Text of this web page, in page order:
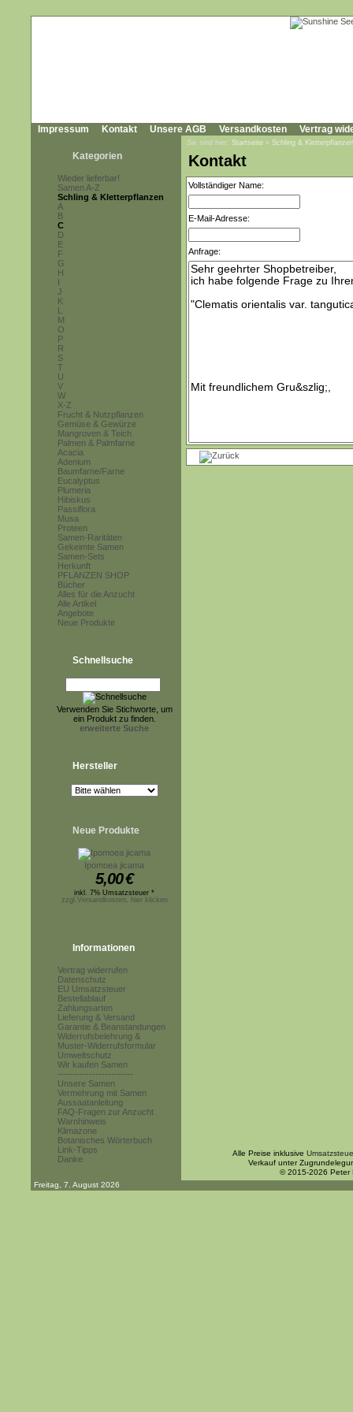
Impressum Kontakt Unsere AGB Versandkosten Vertrag
Kategorien
Wieder lieferbar!
Samen A-Z
Schling & Kletterpflanzen
A
B
C
D
E
F
G
H
I
J
K
L
M
O
P
R
S
T
U
V
W
X-Z
Frucht & Nutzpflanzen
Gemüse & Gewürze
Mangroven & Teich
Palmen & Palmfarne
Acacia
Adenium
Baumfarne/Farne
Eucalyptus
Plumeria
Hibiskus
Passiflora
Musa
Proteen
Samen-Raritäten
Gekeimte Samen
Samen-Sets
Herkunft
PFLANZEN SHOP
Bücher
Alles für die Anzucht
Alle Artikel
Angebote
Neue Produkte
Schnellsuche
Verwenden Sie Stichworte, um
ein Produkt zu finden.
erweiterte Suche
Hersteller
Neue Produkte
Ipomoea jicama
5,00€
inkl. 7% Umsatzsteuer *
zzgl.Versandkosten, hier klicken
Informationen
Vertrag widerrufen
Datenschutz
EU Umsatzsteuer
Bestellablauf
Zahlungsarten
Lieferung & Versand
Garantie & Beanstandungen
Widerrufsbelehrung &
Muster-Widerrufsformular
Umweltschutz
Wir kaufen Samen
------------------------
Unsere Samen
Vermehrung mit Samen
Aussaatanleitung
FAQ-Fragen zur Anzucht
Warnhinweis
Klimazone
Botanisches Wörterbuch
Link-Tipps
Danke
Sie sind hier: Startseite » Schling & Kletterpflanzen
Kontakt
Vollständiger Name:
E-Mail-Adresse:
Anfrage:
Alle Preise inklusive
Verkauf unter
© 2015-2026 Peter
Freitag, 7. August 2026